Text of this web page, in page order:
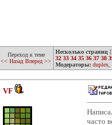
Переход к теме
<< Назад Вперед >>
Несколько страниц [
32 33 34 35 36 37 38
Модераторы: duplex
VF
часто